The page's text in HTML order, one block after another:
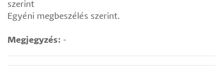
szerint
Egyéni megbeszélés szerint.
Megjegyzés: -